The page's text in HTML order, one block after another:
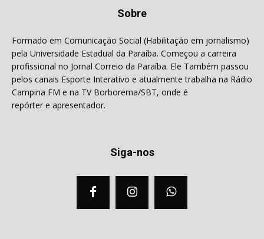
Sobre
Formado em Comunicação Social (Habilitação em jornalismo)
pela Universidade Estadual da Paraíba. Começou a carreira
profissional no Jornal Correio da Paraíba. Ele Também passou
pelos canais Esporte Interativo e atualmente trabalha na Rádio
Campina FM e na TV Borborema/SBT, onde é
repórter e apresentador.
Siga-nos